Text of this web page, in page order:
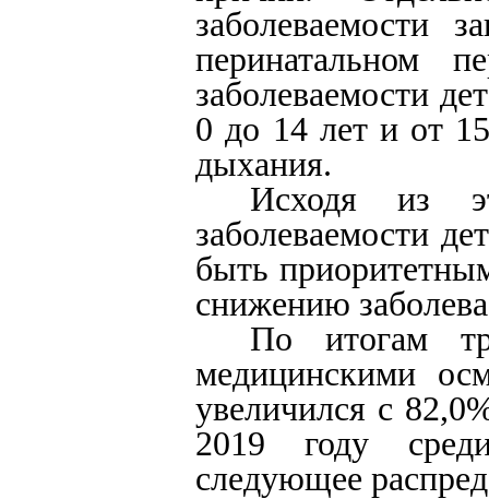
заболеваемости
перинатальном
заболеваемости
0 до 14 лет и от
дыхания.
Исходя из
заболеваемости
быть
снижению
По итогам
медицинскими
увеличился с
2019 году
следующее